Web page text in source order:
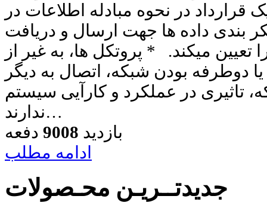
قرارداد در نحوه مبادله اطلاعات در
بندی داده ها جهت ارسال و دریافت
تعیین میکند. * پروتکل ها، به غیر از
دوطرفه بودن شبکه، اتصال به دیگر
تاثیری در عملکرد و کارآیی سیستم
ندارند…
بازدید 9008 دفعه
ادامه مطلب
جدیدتــریـن محـصولات